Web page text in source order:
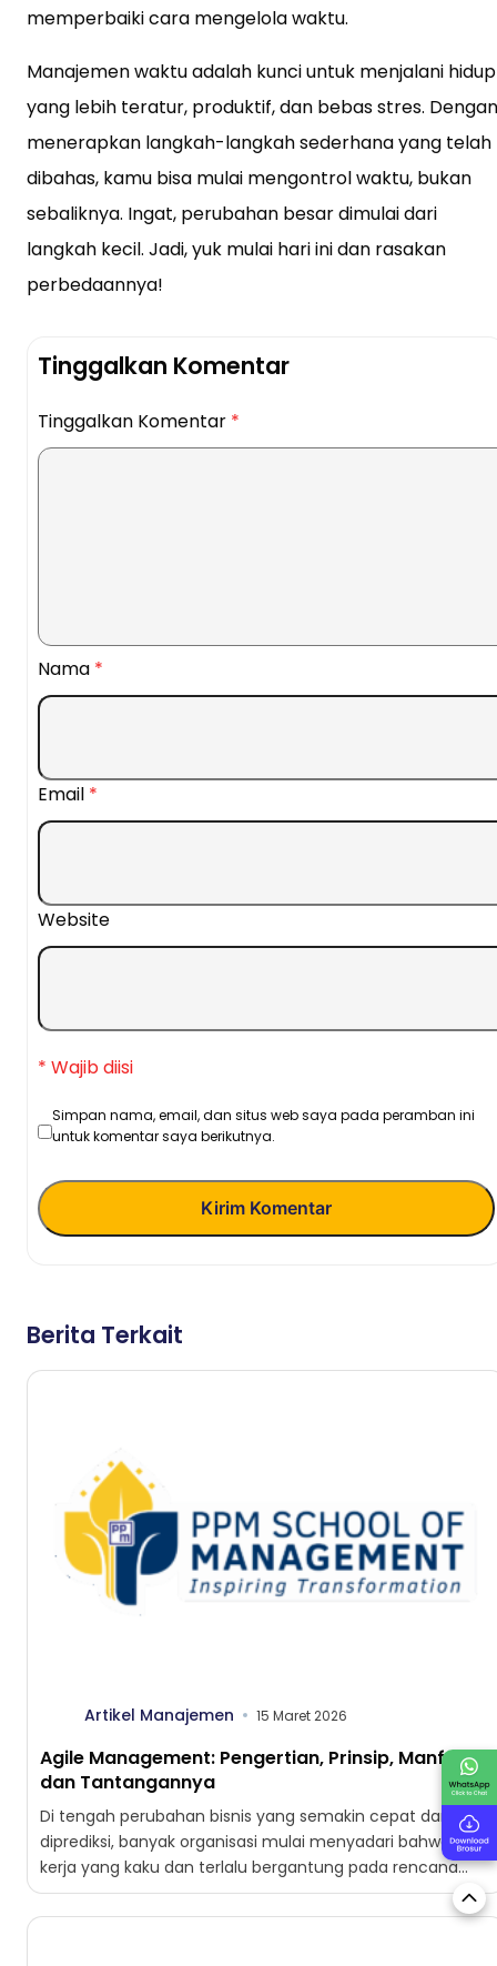
memperbaiki cara mengelola waktu.
Manajemen waktu adalah kunci untuk menjalani hidup
yang lebih teratur, produktif, dan bebas stres. Dengan
menerapkan langkah-langkah sederhana yang telah
dibahas, kamu bisa mulai mengontrol waktu, bukan
sebaliknya. Ingat, perubahan besar dimulai dari
langkah kecil. Jadi, yuk mulai hari ini dan rasakan
perbedaannya!
Tinggalkan Komentar
Tinggalkan Komentar *
Nama *
Email *
Website
* Wajib diisi
Simpan nama, email, dan situs web saya pada peramban ini
untuk komentar saya berikutnya.
Kirim Komentar
Berita Terkait
Artikel Manajemen 15 Maret 2026
Agile Management: Pengertian, Prinsip, Manfaat,
dan Tantangannya
Di tengah perubahan bisnis yang semakin cepat dan sulit
diprediksi, banyak organisasi mulai menyadari bahwa cara
kerja yang kaku dan terlalu bergantung pada rencana
jangka...